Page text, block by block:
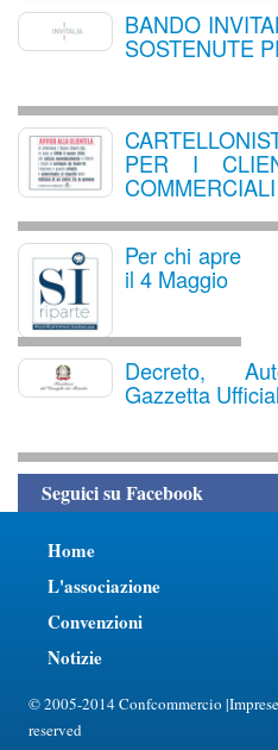
BANDO
SOSTENUTE
PER I
COMMERCIALI
Per chi apre
il 4 Maggio
Decreto,
Gazzetta
Seguici su Facebook
Home
L'associazione
Convenzioni
Notizie
© 2005-2014 Confcommercio
reserved